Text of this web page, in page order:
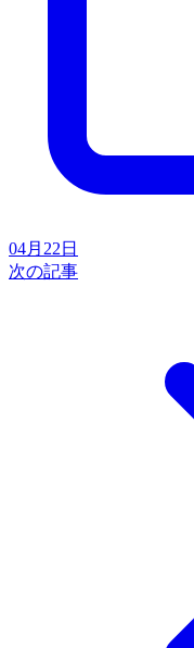
04月22日
次の記事